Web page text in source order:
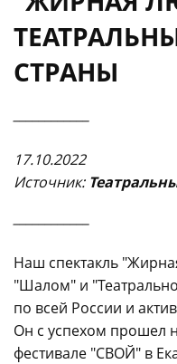
СТРАНЫ
17.10.2022
Источник:
Наш спектакль
"Шалом" и
по всей России и
Он с успехом прошел
фестивале "СВОЙ" в